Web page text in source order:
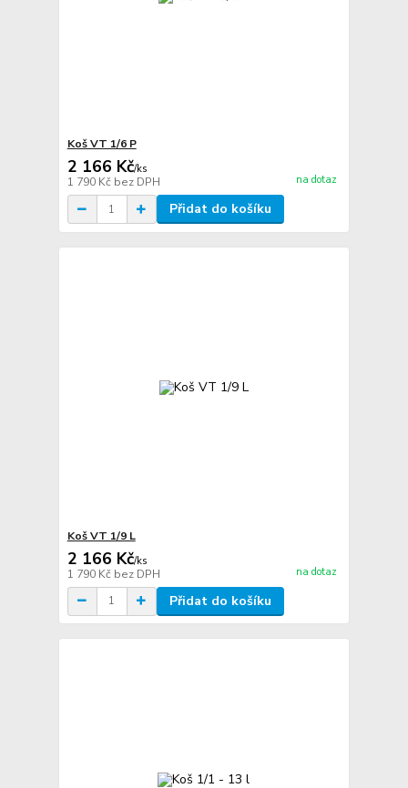
Koš VT 1/6 P
2 166 Kč/ks
1 790 Kč bez DPH na dotaz
Přidat do košíku
Koš VT 1/9 L
2 166 Kč/ks
1 790 Kč bez DPH na dotaz
Přidat do košíku